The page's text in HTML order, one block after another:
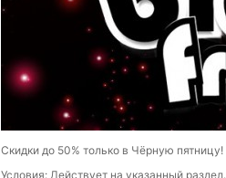
Скидки до 50% только в Чёрную
Условия: Действует на указанный раздел.